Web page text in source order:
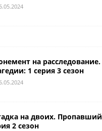
на
1 серия 3 сезон
на двоих.
2 сезон